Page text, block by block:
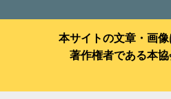
本サイトの文章・画
著作権者である本